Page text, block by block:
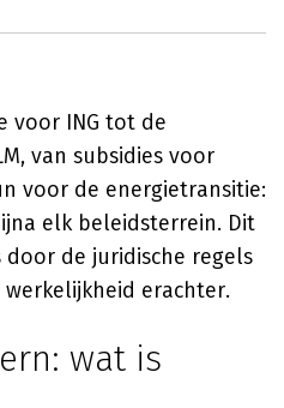
voor ING tot de
van subsidies voor
voor de energietransitie:
elk beleidsterrein. Dit
de juridische regels
erachter.
wat is